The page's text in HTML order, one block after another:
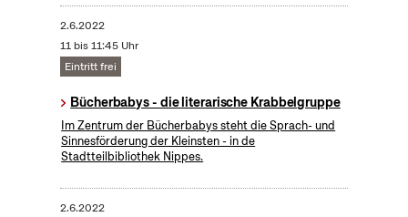
2.6.2022
11 bis 11:45 Uhr
Eintritt frei
Bücherbabys - die literarische Krabbelgruppe
Im Zentrum der Bücherbabys steht die Sprach- und
Sinnesförderung der Kleinsten - in de
Stadtteilbibliothek Nippes.
2.6.2022